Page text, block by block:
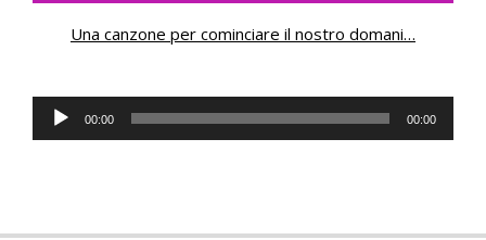
Una canzone per cominciare il nostro domani…
Lecteur
audio
00:00 00:00